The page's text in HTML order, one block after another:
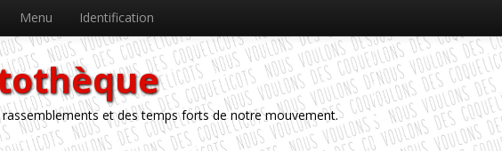
Menu Identification
et des temps forts de notre mouvement.